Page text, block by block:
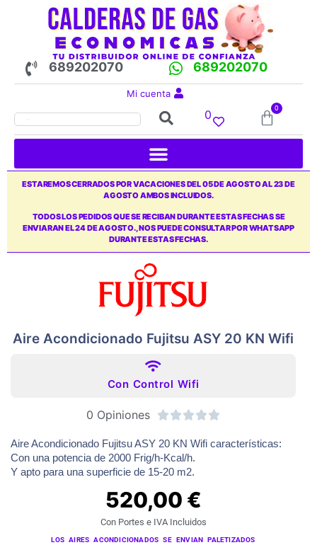
689202070 689202070
Mi cuenta
0 0
ESTAREMOS CERRADOS POR VACACIONES DEL 05 DE AGOSTO AL 23 DE
AGOSTO AMBOS INCLUIDOS.
TODOS LOS PEDIDOS QUE SE RECIBAN DURANTE ESTAS FECHAS SE
ENVIARAN EL 24 DE AGOSTO., NOS PUEDE CONSULTAR POR WHATSAPP
DURANTE ESTAS FECHAS.
Aire Acondicionado Fujitsu ASY 20 KN Wifi
Con Control Wifi
0 Opiniones 
Aire Acondicionado Fujitsu ASY 20 KN Wifi características:
Con una potencia de 2000 Frig/h-Kcal/h.
Y apto para una superficie de 15-20 m2.
520,00 €
Con Portes e IVA Incluidos
LOS AIRES ACONDICIONADOS SE ENVIAN PALETIZADOS